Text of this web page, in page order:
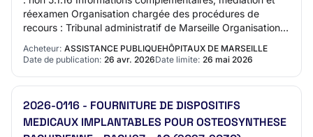
réexamen Organisation chargée des procédures de
recours : Tribunal administratif de Marseille Organisation
qui fournit des précisions concernan…
Acheteur: ASSISTANCE PUBLIQUEHÔPITAUX DE MARSEILLE
Date de publication: 26 avr. 2026Date limite: 26 mai 2026
2026-0116 - FOURNITURE DE DISPOSITIFS
MEDICAUX IMPLANTABLES POUR OSTEOSYNTHESE